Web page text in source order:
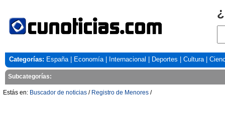
Categorías: España| Economía| Internacional Deportes Cultura|
Subcategorías:
Estás en: Buscador de noticias / Registro de Menores /